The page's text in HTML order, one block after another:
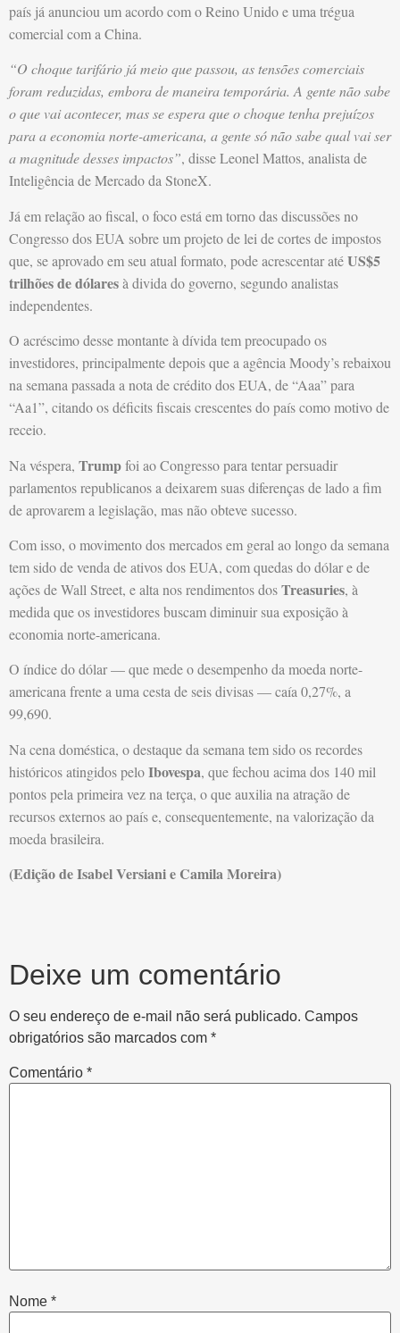
país já anunciou um acordo com o Reino Unido e uma trégua
comercial com a China.
“O choque tarifário já meio que passou, as tensões comerciais
foram reduzidas, embora de maneira temporária. A gente não sabe
o que vai acontecer, mas se espera que o choque tenha prejuízos
para a economia norte-americana, a gente só não sabe qual vai ser
a magnitude desses impactos”, disse Leonel Mattos, analista de
Inteligência de Mercado da StoneX.
Já em relação ao fiscal, o foco está em torno das discussões no
Congresso dos EUA sobre um projeto de lei de cortes de impostos
que, se aprovado em seu atual formato, pode acrescentar atéUS$5
trilhões de dólaresà divida do governo, segundo analistas
independentes.
O acréscimo desse montante à dívida tem preocupado os
investidores, principalmente depois que a agência Moody’s rebaixou
na semana passada a nota de crédito dos EUA, de “Aaa” para
“Aa1”, citando os déficits fiscais crescentes do país como motivo de
receio.
Na véspera, Trumpfoi ao Congresso para tentar persuadir
parlamentos republicanos a deixarem suas diferenças de lado a fim
de aprovarem a legislação, mas não obteve sucesso.
Com isso, o movimento dos mercados em geral ao longo da semana
tem sido de venda de ativos dos EUA, com quedas do dólar e de
ações de Wall Street, e alta nos rendimentos dosTreasuries, à
medida que os investidores buscam diminuir sua exposição à
economia norte-americana.
O índice do dólar — que mede o desempenho da moeda norte-
americana frente a uma cesta de seis divisas — caía 0,27%, a
99,690.
Na cena doméstica, o destaque da semana tem sido os recordes
históricos atingidos peloIbovespa, que fechou acima dos 140 mil
pontos pela primeira vez na terça, o que auxilia na atração de
recursos externos ao país e, consequentemente, na valorização da
moeda brasileira.
(Edição de Isabel Versiani e Camila Moreira)
Deixe um comentário
O seu endereço de e-mail não será publicado. Campos
obrigatórios são marcados com *
Comentário *
Nome *